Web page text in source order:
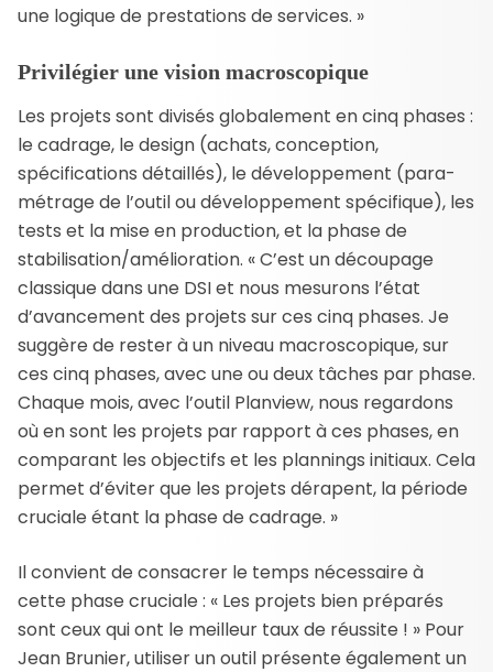
une logique de prestations de services. »
Privilégier une vision macroscopique
Les projets sont divisés globalement en cinq phases :
le cadrage, le design (achats, conception,
spécifications détaillés), le développement (para­
métrage de l’outil ou développement spécifique), les
tests et la mise en production, et la phase de
stabilisation/amélioration. « C’est un découpage
classique dans une DSI et nous mesurons l’état
d’avancement des projets sur ces cinq phases. Je
suggère de rester à un niveau macroscopique, sur
ces cinq phases, avec une ou deux tâches par phase.
Chaque mois, avec l’outil Planview, nous regardons
où en sont les projets par rapport à ces phases, en
comparant les objectifs et les plannings initiaux. Cela
permet d’éviter que les projets dérapent, la période
cruciale étant la phase de cadrage. »
Il convient de consacrer le temps nécessaire à
cette phase cruciale : « Les projets bien préparés
sont ceux qui ont le meilleur taux de réussite ! » Pour
Jean Brunier, utiliser un outil présente également un